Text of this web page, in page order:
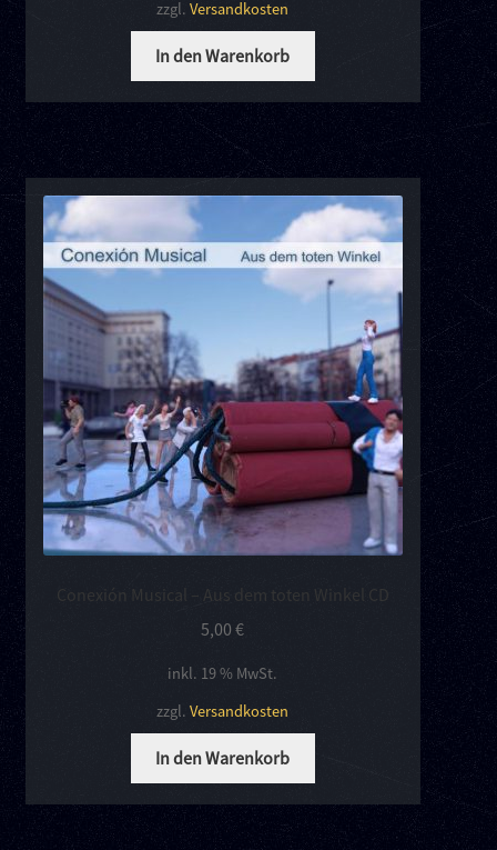
zzgl.Versandkosten
In den Warenkorb
Conexión Musical – Aus dem toten Winkel CD
5,00€
inkl. 19 % MwSt.
zzgl.Versandkosten
In den Warenkorb